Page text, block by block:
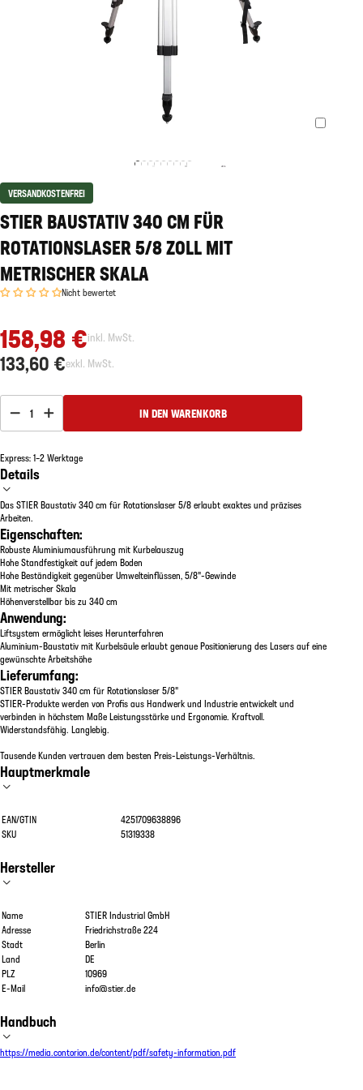
VERSANDKOSTENFREI
STIER BAUSTATIV 340 CM FÜR
ROTATIONSLASER 5/8 ZOLL MIT
METRISCHER SKALA
Nicht bewertet
158,98 €inkl. MwSt.
133,60 €exkl. MwSt.
1 IN DEN WARENKORB
Express: 1–2 Werktage
Details
Das STIER Baustativ 340 cm für Rotationslaser 5/8 erlaubt exaktes und präzises
Arbeiten.
Eigenschaften:
Robuste Aluminiumausführung mit Kurbelauszug
Hohe Standfestigkeit auf jedem Boden
Hohe Beständigkeit gegenüber Umwelteinflüssen, 5/8"-Gewinde
Mit metrischer Skala
Höhenverstellbar bis zu 340 cm
Anwendung:
Liftsystem ermöglicht leises Herunterfahren
Aluminium-Baustativ mit Kurbelsäule erlaubt genaue Positionierung des Lasers auf eine
gewünschte Arbeitshöhe
Lieferumfang:
STIER Baustativ 340 cm für Rotationslaser 5/8"
STIER-Produkte werden von Profis aus Handwerk und Industrie entwickelt und
verbinden in höchstem Maße Leistungsstärke und Ergonomie. Kraftvoll.
Widerstandsfähig. Langlebig.
Tausende Kunden vertrauen dem besten Preis-Leistungs-Verhältnis.
Hauptmerkmale
EAN/GTIN
4251709638896
SKU
51319338
Hersteller
Name
STIER Industrial GmbH
Adresse
Friedrichstraße 224
Stadt
Berlin
Land
DE
PLZ
10969
E-Mail
info@stier.de
Handbuch
https://media.contorion.de/content/pdf/safety-information.pdf